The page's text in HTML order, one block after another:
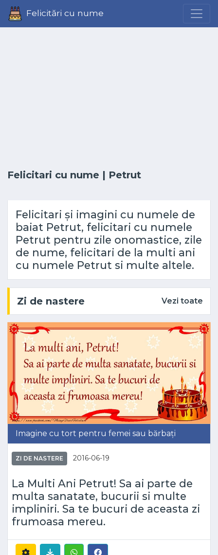
Felicitări cu nume
Felicitari cu nume | Petrut
Felicitari și imagini cu numele de
baiat Petrut, felicitari cu numele
Petrut pentru zile onomastice, zile
de nume, felicitari de la multi ani
cu numele Petrut si multe altele.
Zi de nastere Vezi toate
Imagine cu tort pentru femei sau bărbați
ZI DE NASTERE 2016-06-19
La Multi Ani Petrut! Sa ai parte de
multa sanatate, bucurii si multe
impliniri. Sa te bucuri de aceasta zi
frumoasa mereu.